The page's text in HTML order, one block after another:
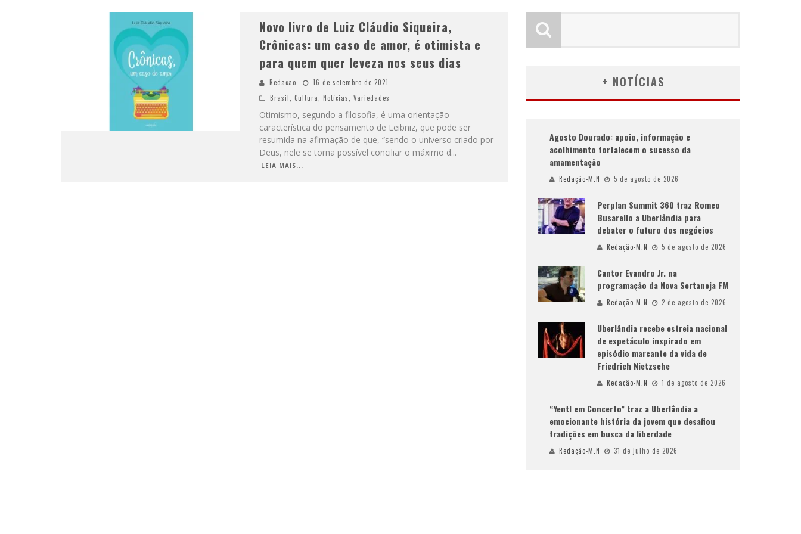
Novo livro de Luiz Cláudio Siqueira,
Crônicas: um caso de amor, é otimista e
para quem quer leveza nos seus dias
Redacao
16 de setembro de 2021
Brasil
Cultura Notícias Variedades
Otimismo, segundo a filosofia, é uma orientação
característica do pensamento de Leibniz, que pode ser
resumida na afirmação de que, “sendo o universo criado por
Deus, nele se torna possível conciliar o máximo d...
LEIA MAIS...
+ NOTÍCIAS
Agosto Dourado: apoio, informação e
acolhimento fortalecem o sucesso da
amamentação
Redação-M.N 5 de agosto de 2026
Perplan Summit 360 traz Romeo
Busarello a Uberlândia para
debater o futuro dos negócios
Redação-M.N 5 de agosto de 2026
Cantor Evandro Jr. na
programação da Nova Sertaneja FM
Redação-M.N 2 de agosto de 2026
Uberlândia recebe estreia nacional
de espetáculo inspirado em
episódio marcante da vida de
Friedrich Nietzsche
Redação-M.N 1 de agosto de 2026
“Yentl em Concerto” traz a Uberlândia a
emocionante história da jovem que desafiou
tradições em busca da liberdade
Redação-M.N 31 de julho de 2026